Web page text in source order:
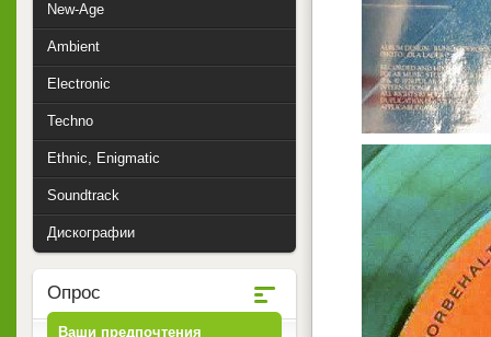
New-Age
Ambient
Electronic
Techno
Ethnic, Enigmatic
Soundtrack
Дискографии
Опрос
Ваши предпочтения